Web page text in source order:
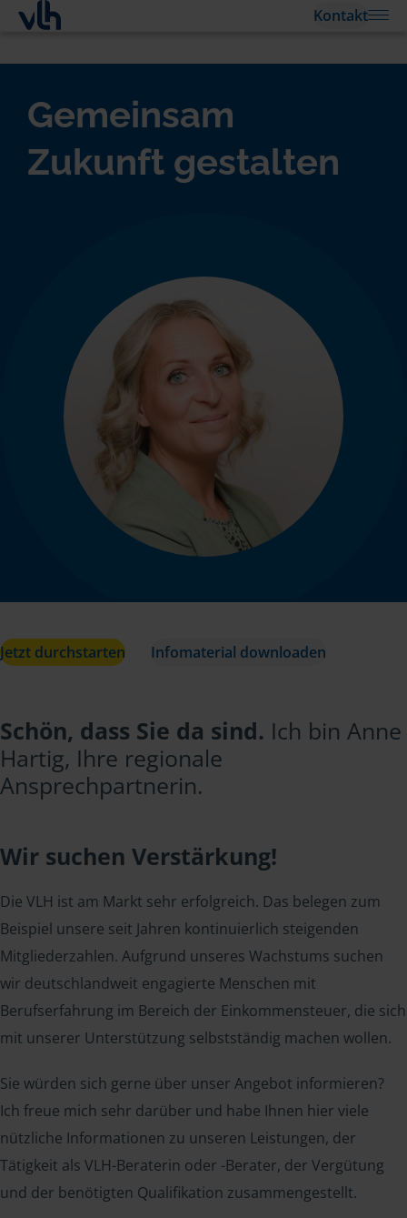
Kontakt
Gemeinsam
Zukunft gestalten
Jetzt durchstarten Infomaterial downloaden
Schön, dass Sie da sind. Ich bin Anne
Hartig, Ihre regionale
Ansprechpartnerin.
Wir suchen Verstärkung!
Die VLH ist am Markt sehr erfolgreich. Das belegen zum
Beispiel unsere seit Jahren kontinuierlich steigenden
Mitgliederzahlen. Aufgrund unseres Wachstums suchen
wir deutschlandweit engagierte Menschen mit
Berufserfahrung im Bereich der Einkommensteuer, die sich
mit unserer Unterstützung selbstständig machen wollen.
Sie würden sich gerne über unser Angebot informieren?
Ich freue mich sehr darüber und habe Ihnen hier viele
nützliche Informationen zu unseren Leistungen, der
Tätigkeit als VLH-Beraterin oder -Berater, der Vergütung
und der benötigten Qualifikation zusammengestellt.